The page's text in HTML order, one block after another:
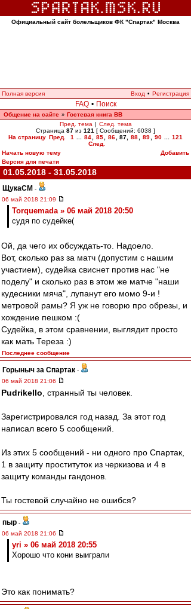
Официальный сайт болельщиков ФК "Спартак" Москва
Полная версия Вход • Регистрация
FAQ • Поиск
Общение на сайте » Гостевая книга ВВ
Пред. тема | След. тема
Страница 87 из 121 [ Сообщений: 6038 ]
На страницу Пред. 1 84 85 86 87 88 89 90
121
След.
Начать новую тему
Добавить
Версия для печати
01.05.2018 - 31.05.2018
ЩукаСМ -
06 май 2018 21:09
Torquemada » 06 май 2018 20:50
судя по судейке(
Ой, да чего их обсуждать-то. Надоело.
Вот, сколько раз за матч (допустим с нашим
участием), судейка свиснет против нас "не
поделу" и сколько раз в этом же матче "наши
кудесники мяча", лупанут его момо 9-и !
метровой рамы? Я уж не говорю про обрезы, и
хождение пешком :(
Судейка, в этом сравнении, выглядит просто
как мать Тереза :)
Последнее сообщение
Горыныч за Спартак -
06 май 2018 21:06
Pudrikello , странный ты человек.
Зарегистрировался год назад. За этот год
написал всего 5 сообщений.
Из этих 5 сообщений - ни одного про Спартак,
1 в защиту проституток из черкизова и 4 в
защиту команды гандонов.
Ты гостевой случайно не ошибся?
пыр -
06 май 2018 21:06
yri » 06 май 2018 20:55
Хорошо что кони выиграли
Это как понимать?